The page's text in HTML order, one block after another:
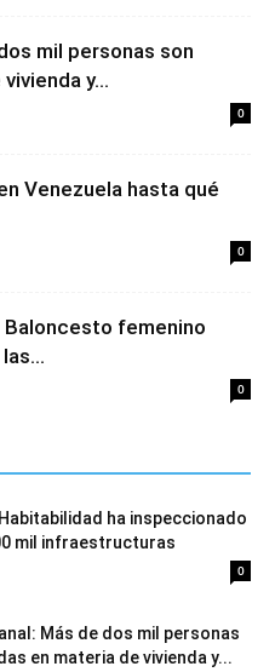
mil personas son
y...
0
Venezuela hasta qué
0
Baloncesto femenino
0
ha inspeccionado
mil infraestructuras
0
Más de dos mil personas
en materia de vivienda y...